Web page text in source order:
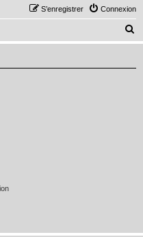
Connexion
S’enregistrer
e